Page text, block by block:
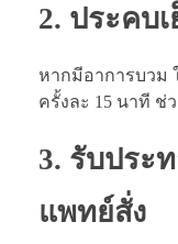
2. ประคบ
หากมีอาการบวม
ครั้งละ 15 นาที ช่
3. รับประ
แพทย์สั่ง